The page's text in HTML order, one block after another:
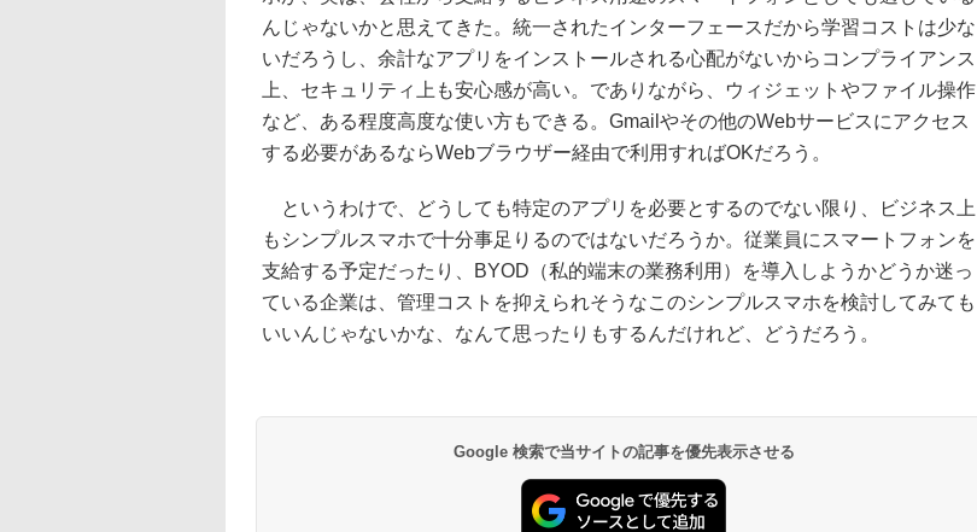
んじゃないかと思えてきた。統一されたインターフェースだから学習コストは少な
いだろうし、余計なアプリをインストールされる心配がないからコンプライアンス
上、セキュリティ上も安心感が高い。でありながら、ウィジェットやファイル操作
など、ある程度高度な使い方もできる。Gmailやその他のWebサービスにアクセス
する必要があるならWebブラウザー経由で利用すればOKだろう。
というわけで、どうしても特定のアプリを必要とするのでない限り、ビジネス上
もシンプルスマホで十分事足りるのではないだろうか。従業員にスマートフォンを
支給する予定だったり、BYOD（私的端末の業務利用）を導入しようかどうか迷っ
ている企業は、管理コストを抑えられそうなこのシンプルスマホを検討してみても
いいんじゃないかな、なんて思ったりもするんだけれど、どうだろう。
Google 検索で当サイトの記事を優先表示させる